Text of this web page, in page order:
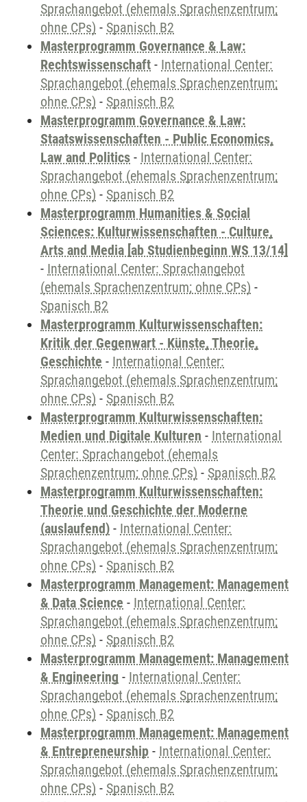
Sprachangebot (ehemals Sprachenzentrum;
ohne CPs) - Spanisch B2
Masterprogramm Governance & Law:
Rechtswissenschaft - International Center:
Sprachangebot (ehemals Sprachenzentrum;
ohne CPs) - Spanisch B2
Masterprogramm Governance & Law:
Staatswissenschaften - Public Economics,
Law and Politics - International Center:
Sprachangebot (ehemals Sprachenzentrum;
ohne CPs) - Spanisch B2
Masterprogramm Humanities & Social
Sciences: Kulturwissenschaften - Culture,
Arts and Media [ab Studienbeginn WS 13/14]
- International Center: Sprachangebot
(ehemals Sprachenzentrum; ohne CPs) -
Spanisch B2
Masterprogramm Kulturwissenschaften:
Kritik der Gegenwart - Künste, Theorie,
Geschichte - International Center:
Sprachangebot (ehemals Sprachenzentrum;
ohne CPs) - Spanisch B2
Masterprogramm Kulturwissenschaften:
Medien und Digitale Kulturen - International
Center: Sprachangebot (ehemals
Sprachenzentrum; ohne CPs) - Spanisch B2
Masterprogramm Kulturwissenschaften:
Theorie und Geschichte der Moderne
(auslaufend) - International Center:
Sprachangebot (ehemals Sprachenzentrum;
ohne CPs) - Spanisch B2
Masterprogramm Management: Management
& Data Science - International Center:
Sprachangebot (ehemals Sprachenzentrum;
ohne CPs) - Spanisch B2
Masterprogramm Management: Management
& Engineering - International Center:
Sprachangebot (ehemals Sprachenzentrum;
ohne CPs) - Spanisch B2
Masterprogramm Management: Management
& Entrepreneurship - International Center:
Sprachangebot (ehemals Sprachenzentrum;
ohne CPs) - Spanisch B2